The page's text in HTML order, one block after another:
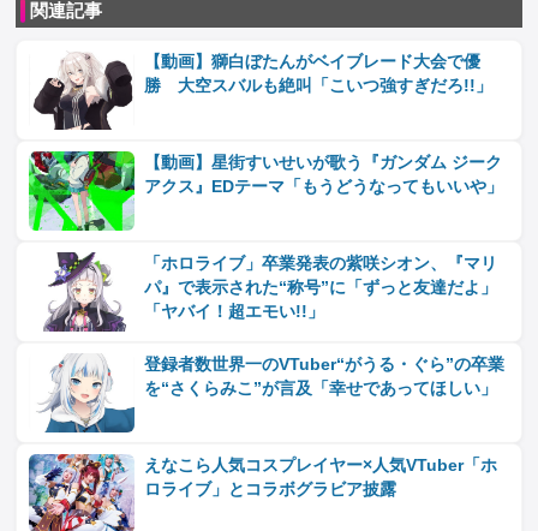
関連記事
【動画】獅白ぼたんがベイブレード大会で優
勝 大空スバルも絶叫「こいつ強すぎだろ!!」
【動画】星街すいせいが歌う『ガンダム ジーク
アクス』EDテーマ「もうどうなってもいいや」
「ホロライブ」卒業発表の紫咲シオン、『マリ
パ』で表示された“称号”に「ずっと友達だよ」
「ヤバイ！超エモい!!」
登録者数世界一のVTuber“がうる・ぐら”の卒業
を“さくらみこ”が言及「幸せであってほしい」
えなこら人気コスプレイヤー×人気VTuber「ホ
ロライブ」とコラボグラビア披露